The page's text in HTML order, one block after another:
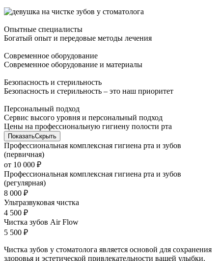
Опытные специалисты
Богатый опыт и передовые методы лечения
Современное оборудование
Современное оборудование и материалы
Безопасность и стерильность
Безопасность и стерильность – это наш приоритет
Персональный подход
Сервис высого уровня и персональный подход
Цены на профессиональную гигиену полости рта
ПоказатьСкрыть
Профессиональная комплексная гигиена рта и зубов
(первичная)
от 10 000 ₽
Профессиональная комплексная гигиена рта и зубов
(регулярная)
8 000 ₽
Ультразвуковая чистка
4 500 ₽
Чистка зубов Air Flow
5 500 ₽
Чистка зубов у стоматолога является основой для сохранения
здоровья и эстетической привлекательности вашей улыбки.